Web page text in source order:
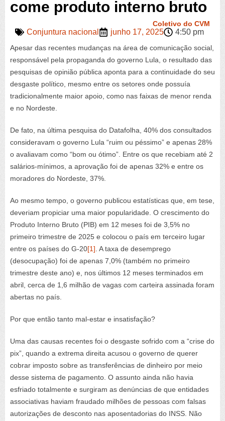
come produto interno bruto
Coletivo do CVM
Conjuntura nacional junho 17, 2025 4:50 pm
Apesar das recentes mudanças na área de comunicação social,
responsável pela propaganda do governo Lula, o resultado das
pesquisas de opinião pública aponta para a continuidade do seu
desgaste político, mesmo entre os setores onde possuía
tradicionalmente maior apoio, como nas faixas de menor renda
e no Nordeste.
De fato, na última pesquisa do Datafolha, 40% dos consultados
consideravam o governo Lula “ruim ou péssimo” e apenas 28%
o avaliavam como “bom ou ótimo”. Entre os que recebiam até 2
salários-mínimos, a aprovação foi de apenas 32% e entre os
moradores do Nordeste, 37%.
Ao mesmo tempo, o governo publicou estatísticas que, em tese,
deveriam propiciar uma maior popularidade. O crescimento do
Produto Interno Bruto (PIB) em 12 meses foi de 3,5% no
primeiro trimestre de 2025 e colocou o país em terceiro lugar
entre os países do G-20[1]. A taxa de desemprego
(desocupação) foi de apenas 7,0% (também no primeiro
trimestre deste ano) e, nos últimos 12 meses terminados em
abril, cerca de 1,6 milhão de vagas com carteira assinada foram
abertas no país.
Por que então tanto mal-estar e insatisfação?
Uma das causas recentes foi o desgaste sofrido com a “crise do
pix”, quando a extrema direita acusou o governo de querer
cobrar imposto sobre as transferências de dinheiro por meio
desse sistema de pagamento. O assunto ainda não havia
esfriado totalmente e surgiram as denúncias de que entidades
associativas haviam fraudado milhões de pessoas com falsas
autorizações de desconto nas aposentadorias do INSS. Não